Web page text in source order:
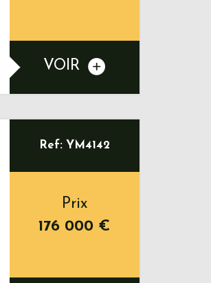
VOIR
Ref: YM4142
Prix
176 000 €